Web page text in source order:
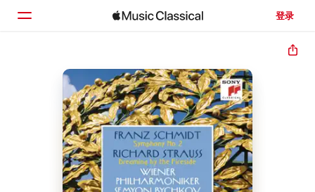
登录
主页
浏览
搜索